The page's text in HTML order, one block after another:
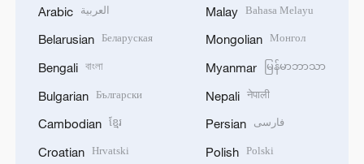
Arabic العربية
Belarusian Беларуская
Bengali বাংলা
Bulgarian Български
Cambodian ខ្មែរ
Croatian Hrvatski
Malay Bahasa Melayu
Mongolian Монгол
Myanmar မြန်မာဘာသာ
Nepali नेपाली
Persian فارسی
Polish Polski